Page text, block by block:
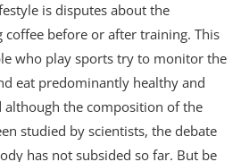
is disputes about the
before or after training. This
who play sports try to monitor the
eat predominantly healthy and
the composition of the
studied by scientists, the debate
has not subsided so far. But be